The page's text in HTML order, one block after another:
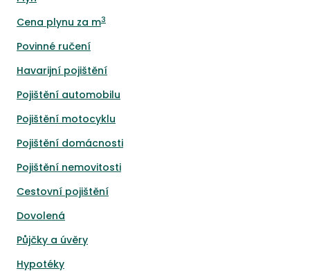
Cena plynu za m3
Povinné ručení
Havarijní pojištění
Pojištění automobilu
Pojištění motocyklu
Pojištění domácnosti
Pojištění nemovitosti
Cestovní pojištění
Dovolená
Půjčky a úvěry
Hypotéky